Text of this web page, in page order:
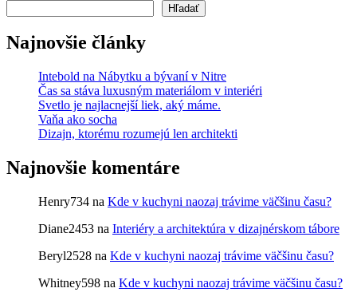
Hľadať
Najnovšie články
Intebold na Nábytku a bývaní v Nitre
Čas sa stáva luxusným materiálom v interiéri
Svetlo je najlacnejší liek, aký máme.
Vaňa ako socha
Dizajn, ktorému rozumejú len architekti
Najnovšie komentáre
Henry734 na Kde v kuchyni naozaj trávime väčšinu času?
Diane2453 na Interiéry a architektúra v dizajnérskom tábore
Beryl2528 na Kde v kuchyni naozaj trávime väčšinu času?
Whitney598 na Kde v kuchyni naozaj trávime väčšinu času?